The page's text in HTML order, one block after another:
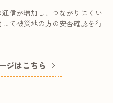
信が増加し、つながりにくい
て被災地の方の安否確認を行
ジはこちら